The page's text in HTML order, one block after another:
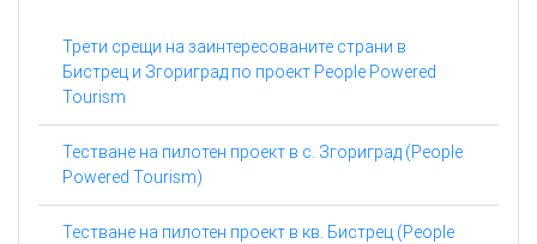
Трети срещи на заинтересованите страни в
Бистрец и Згориград по проект People Powered
Tourism
Тестване на пилотен проект в с. Згориград (People
Powered Tourism)
Тестване на пилотен проект в кв. Бистрец (People